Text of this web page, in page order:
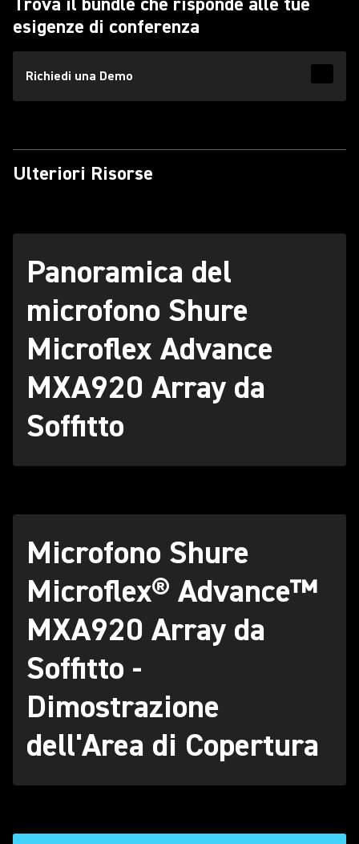
esigenze di conferenza
Richiedi una Demo Read
Ulteriori Risorse
Panoramica del
microfono Shure
Microflex Advance
MXA920 Array da
Soffitto
Microfono Shure
Microflex® Advance™
MXA920 Array da
Soffitto -
Dimostrazione
dell'Area di Copertura